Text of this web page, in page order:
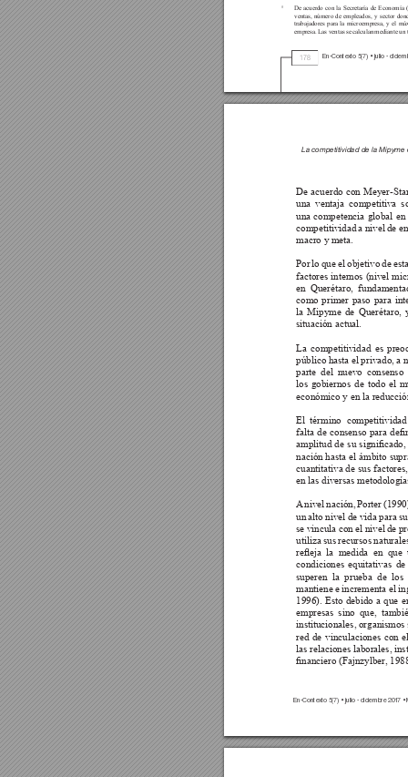
178 En-Contexto 5(7) • julio -
De acuerdo con la Secretaría de Economía
ventas, número de empleados, y sector
trabajadores para la microempresa, y el
empresa. Las ventas se calculan mediante
La competitividad de la Mipyme
En-Contexto 5(7) • julio - diciembre 2017 •
De acuerdo con Meyer-
una ventaja competitiva
una competencia global
competitividad a nivel de
macro y meta.
Por lo que el objetivo de
factores internos (nivel
en Querétaro,
como primer paso para
la Mipyme de Querétaro,
situación actual.
La competitividad es
público hasta el privado, a
parte del nuevo
los gobiernos de todo el
económico y en la
El término
falta de consenso para
amplitud de su signicado,
nación hasta el ámbito
cuantitativa de sus
en las diversas
A nivel nación, Porter
un alto nivel de vida para
se vincula con el nivel de
utiliza sus recursos
reeja  la  medida  en que
condiciones equitativas
superen la prueba de
mantiene e incrementa el
1996). Esto debido a que
empresas sino que,
institucionales, organismos
red de vinculaciones con
las relaciones laborales,
nanciero (Fajnzylber,